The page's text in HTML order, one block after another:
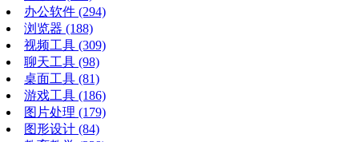
办公软件 (294)
浏览器 (188)
视频工具 (309)
聊天工具 (98)
桌面工具 (81)
游戏工具 (186)
图片处理 (179)
图形设计 (84)